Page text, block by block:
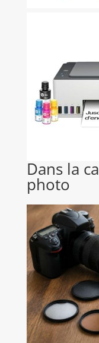
Dans la
photo